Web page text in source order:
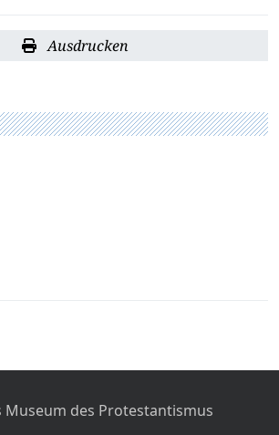
Ausdrucken
Museum des Protestantismus